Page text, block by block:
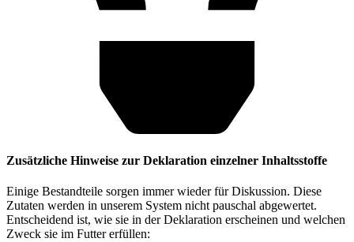
Zusätzliche Hinweise zur Deklaration einzelner Inhaltsstoffe
Einige Bestandteile sorgen immer wieder für Diskussion. Diese
Zutaten werden in unserem System nicht pauschal abgewertet.
Entscheidend ist, wie sie in der Deklaration erscheinen und welchen
Zweck sie im Futter erfüllen: